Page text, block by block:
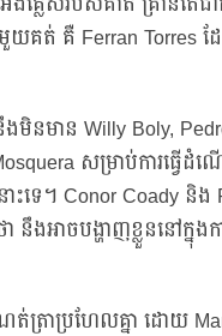
មួយគត់ គឺ Ferran Torres
នមាន Willy Boly,
សម្រាប់ការធ្វើដំណ
ះទេ។ Conor Coady និង
នឹងអាចបង្ហាញខ្លួននៅក្នុងក
ត់ត្រាប្រហែលគ្នា ដោយ